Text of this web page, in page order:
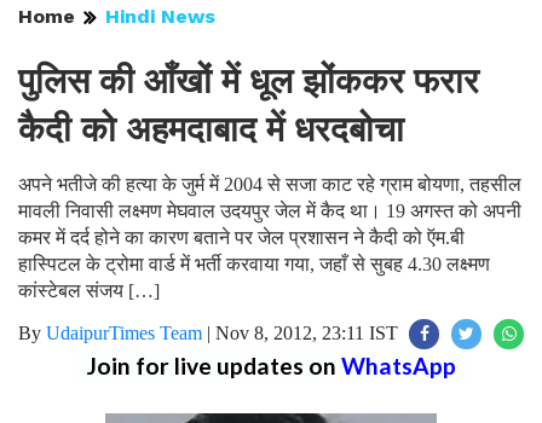
Home Hindi News
पुलिस की आँखों में धूल झोंककर फरार
कैदी को अहमदाबाद में धरदबोचा
अपने भतीजे की हत्या के जुर्म में 2004 से सजा काट रहे ग्राम बोयणा, तहसील
मावली निवासी लक्ष्मण मेघवाल उदयपुर जेल में कैद था। 19 अगस्त को अपनी
कमर में दर्द होने का कारण बताने पर जेल प्रशासन ने कैदी को ऍम.बी
हास्पिटल के ट्रोमा वार्ड में भर्ती करवाया गया, जहाँ से सुबह 4.30 लक्ष्मण
कांस्टेबल संजय […]
By UdaipurTimes Team | Nov 8, 2012, 23:11 IST
Join for live updates on WhatsApp